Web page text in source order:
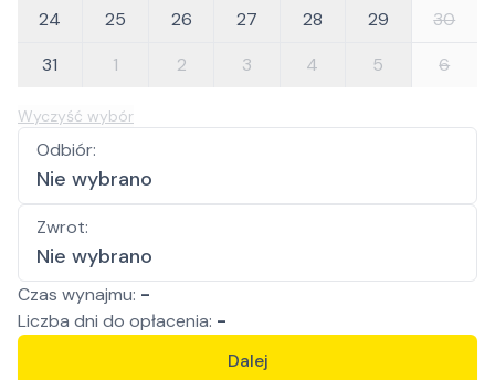
24
25 26 27 28 29
30
31
1 2 3 4 5 6
Wyczyść wybór
Odbiór:
Nie wybrano
Zwrot:
Nie wybrano
Czas wynajmu: -
Liczba dni do opłacenia: -
Dalej